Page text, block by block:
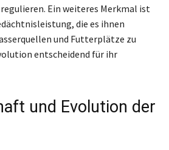
Ein weiteres Merkmal ist
die es ihnen
und Futterplätze zu
entscheidend für ihr
und Evolution der